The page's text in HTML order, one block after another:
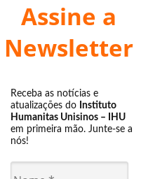
Assine a
Newsletter
Receba as notícias e
atualizações do Instituto
Humanitas Unisinos – IHU
em primeira mão. Junte-se a
nós!